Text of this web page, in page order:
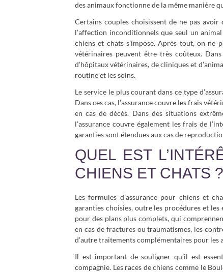
des animaux fonctionne de la même manière
Certains couples choisissent de ne pas
l’affection inconditionnels que seul un
chiens et chats s’impose. Après tout, on ne
vétérinaires peuvent être très coûteux.
d’hôpitaux vétérinaires, de cliniques et
routine et les soins.
Le service le plus courant dans ce type
Dans ces cas, l’assurance couvre les frais
en cas de décès. Dans des situations
l’assurance couvre également les frais de
garanties sont étendues aux cas de
QUEL EST
CHIENS ET CHATS ?
Les formules d’assurance pour chiens et
garanties choisies, outre les procédures et les
pour des plans plus complets, qui
en cas de fractures ou traumatismes, les
d’autre traitements complémentaires pour les
Il est important de souligner qu’il est
compagnie. Les races de chiens comme le